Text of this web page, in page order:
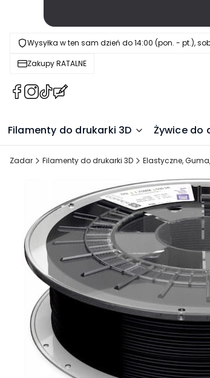
Wysyłka w ten sam dzień do 14:00 (pon. - pt.),
Zakupy RATALNE
(Otwiera
nowej
karcie)
(Otwiera
nowej
karcie)
(Otwiera
nowej
karcie)
(Otwiera
nowej
karcie)
Filamenty do drukarki 3D Żywice do
Zadar Filamenty do drukarki 3D Elastyczne, Guma,